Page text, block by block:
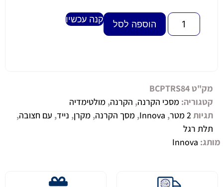
הוספה לסל קנה עכשיו
מק"ט BCPTRS84
קטגוריה: מסכי הקרנה, הקרנה, מולטימדיה
תגיות2 מטר ,
Innova
, מסך הקרנה, מקרן, נייד, עם חצובה,
תלת רגל
מותג: Innova